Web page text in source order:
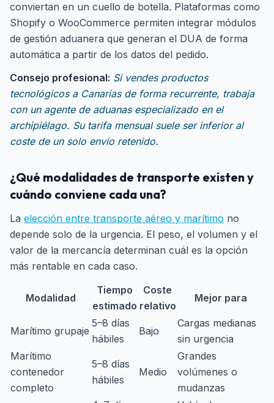
conviertan en un cuello de botella. Plataformas como
Shopify o WooCommerce permiten integrar módulos
de gestión aduanera que generan el DUA de forma
automática a partir de los datos del pedido.
Consejo profesional: Si vendes productos
tecnológicos a Canarias de forma recurrente, trabaja
con un agente de aduanas especializado en el
archipiélago. Su tarifa mensual suele ser inferior al
coste de un solo envío retenido.
¿Qué modalidades de transporte existen y
cuándo conviene cada una?
La elección entre transporte aéreo y marítimo no
depende solo de la urgencia. El peso, el volumen y el
valor de la mercancía determinan cuál es la opción
más rentable en cada caso.
Modalidad
Tiempo
estimado
Coste
relativo
Mejor para
Marítimo grupaje
5–8 días
hábiles
Bajo
Cargas medianas
sin urgencia
Marítimo
contenedor
completo
5–8 días
hábiles
Medio
Grandes
volúmenes o
mudanzas